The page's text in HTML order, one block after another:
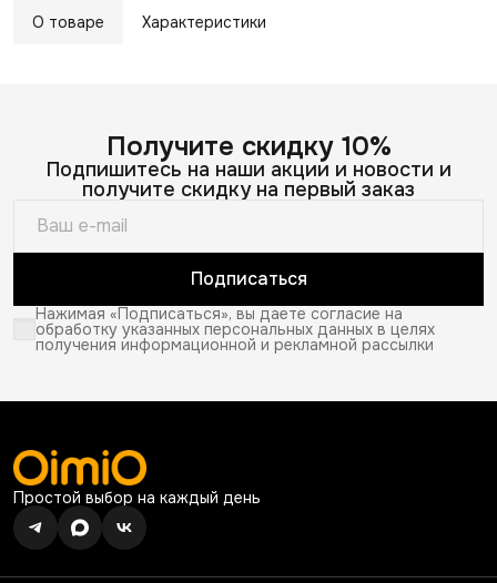
О товаре Характеристики
Получите скидку 10%
Подпишитесь на наши акции и новости и
получите скидку на первый заказ
Подписаться
Нажимая «Подписаться», вы даете согласие на
обработку указанных персональных данных в целях
получения информационной и рекламной рассылки
Простой выбор на каждый день